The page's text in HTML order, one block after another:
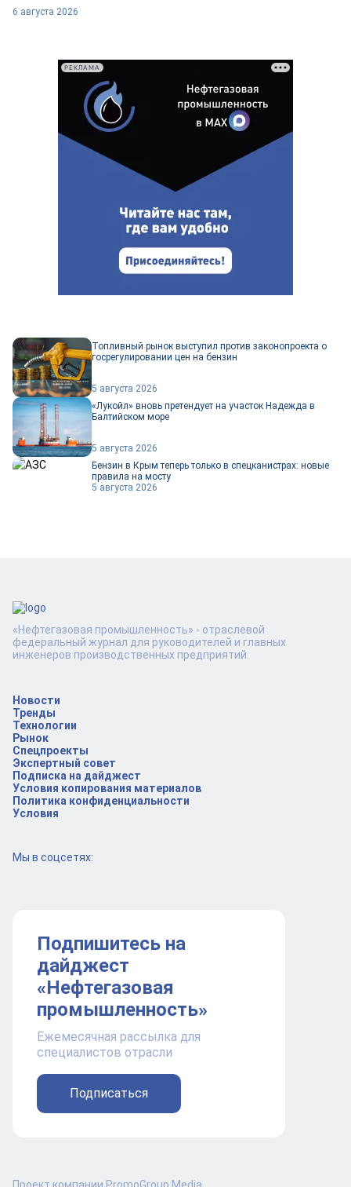
6 августа 2026
Топливный рынок выступил против законопроекта о
госрегулировании цен на бензин
5 августа 2026
«Лукойл» вновь претендует на участок Надежда в
Балтийском море
5 августа 2026
Бензин в Крым теперь только в спецканистрах: новые
правила на мосту
5 августа 2026
РЕКЛАМА
Новости
Тренды
Технологии
Рынок
Спецпроекты
Экспертный совет
Подписка на дайджест
Условия копирования материалов
Политика конфиденциальности
Условия
Мы в соцсетях:
Подпишитесь на
дайджест
«Нефтегазовая
промышленность»
Ежемесячная рассылка для
специалистов отрасли
Подписаться
«Нефтегазовая промышленность» - отраслевой
федеральный журнал для руководителей и главных
инженеров производственных предприятий.